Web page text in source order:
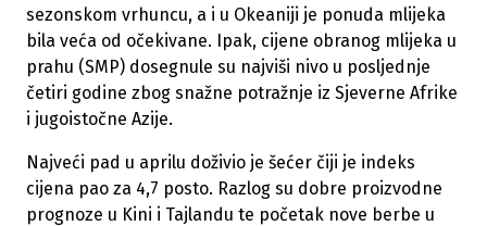
sezonskom vrhuncu, a i u Okeaniji je ponuda mlijeka
bila veća od očekivane. Ipak, cijene obranog mlijeka u
prahu (SMP) dosegnule su najviši nivo u posljednje
četiri godine zbog snažne potražnje iz Sjeverne Afrike
i jugoistočne Azije.
Najveći pad u aprilu doživio je šećer čiji je indeks
cijena pao za 4,7 posto. Razlog su dobre proizvodne
prognoze u Kini i Tajlandu te početak nove berbe u